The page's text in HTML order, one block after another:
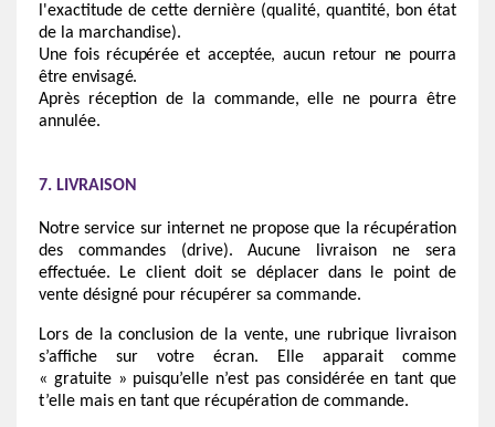
l'exactitude de cette dernière (qualité, quantité, bon état
de la marchandise).
Une fois récupérée et acceptée, aucun retour ne pourra
être envisagé.
Après réception de la commande, elle ne pourra être
annulée.
7. LIVRAISON
Notre service sur internet ne propose que la récupération
des commandes (drive). Aucune livraison ne sera
effectuée. Le client doit se déplacer dans le point de
vente désigné pour récupérer sa commande.
Lors de la conclusion de la vente, une rubrique livraison
s’affiche sur votre écran. Elle apparait comme
« gratuite » puisqu’elle n’est pas considérée en tant que
t’elle mais en tant que récupération de commande.